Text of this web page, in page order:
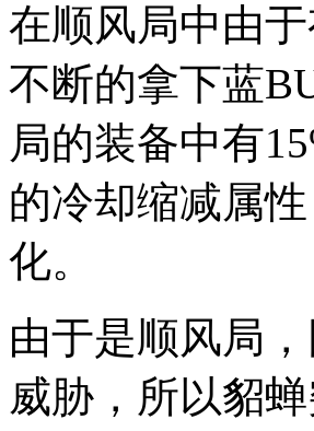
在顺风局中由
不断的拿下蓝
局的装备中有
的冷却缩减属
化。
由于是顺风局
威胁，所以貂